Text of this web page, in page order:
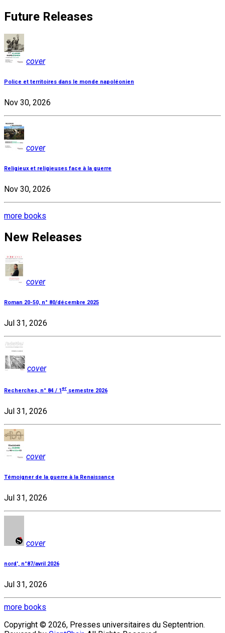
Future Releases
cover
Police et territoires dans le monde napoléonien
Nov 30, 2026
cover
Religieux et religieuses face à la guerre
Nov 30, 2026
more books
New Releases
cover
Roman 20-50, n° 80/décembre 2025
Jul 31, 2026
cover
Recherches, n° 84 / 1er semestre 2026
Jul 31, 2026
cover
Témoigner de la guerre à la Renaissance
Jul 31, 2026
cover
nord', n°87/avril 2026
Jul 31, 2026
more books
Copyright © 2026, Presses universitaires du Septentrion.